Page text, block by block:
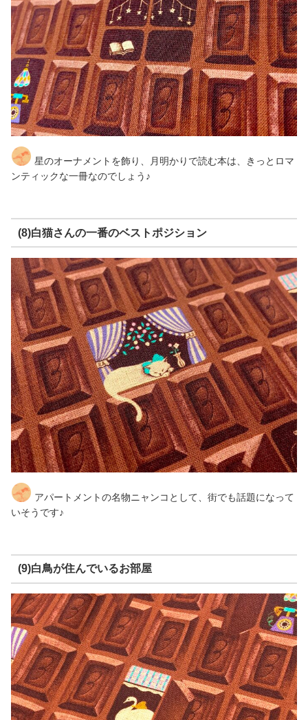
星のオーナメントを飾り、月明かりで読む本は、きっとロマ
ンティックな一冊なのでしょう♪
(8)白猫さんの一番のベストポジション
アパートメントの名物ニャンコとして、街でも話題になって
いそうです♪
(9)白鳥が住んでいるお部屋